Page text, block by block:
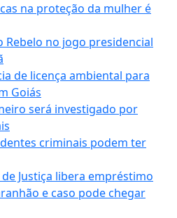
na proteção da mulher é
Rebelo no jogo presidencial
de licença ambiental para
Goiás
será investigado por
criminais podem ter
Justiça libera empréstimo
e caso pode chegar